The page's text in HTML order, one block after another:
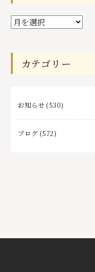
過
去
事
カテゴリー
お知らせ (530)
ブログ (572)